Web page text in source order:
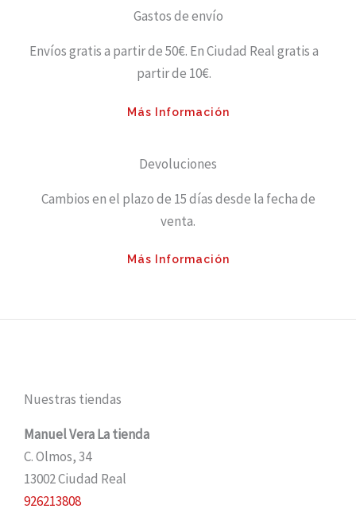
Gastos de envío
Envíos gratis a partir de 50€. En Ciudad Real gratis a
partir de 10€.
Más Información
Devoluciones
Cambios en el plazo de 15 días desde la fecha de
venta.
Más Información
Nuestras tiendas
Manuel Vera La tienda
C. Olmos, 34
13002 Ciudad Real
926213808